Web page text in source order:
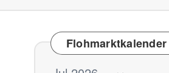
Flohmarktkalender